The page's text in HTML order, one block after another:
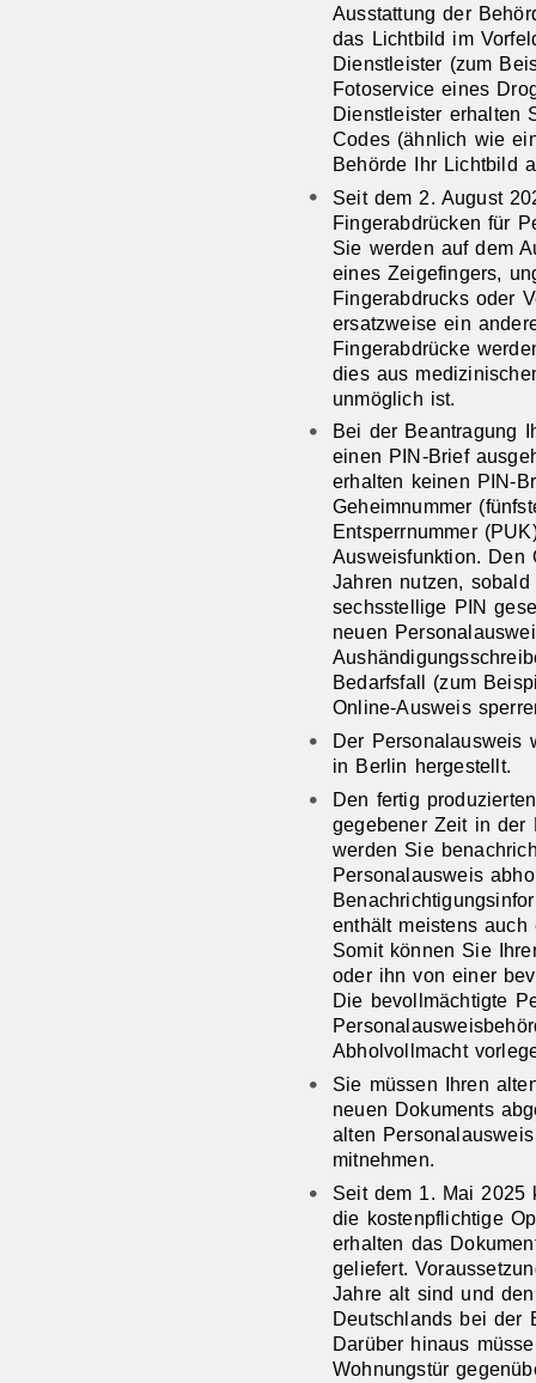
Ausstattung der
das Lichtbild im
Dienstleister (zum
Fotoservice eines
Dienstleister erhalten
Codes (ähnlich wie
Behörde Ihr Lichtbild
Seit dem 2. August
Fingerabdrücken für
Sie werden auf dem
eines Zeigefingers,
Fingerabdrucks oder
ersatzweise ein
Fingerabdrücke
dies aus
unmöglich ist.
Bei der Beantragung
einen PIN-Brief
erhalten keinen PIN-
Geheimnummer
Entsperrnummer
Ausweisfunktion. Den
Jahren nutzen,
sechsstellige PIN
neuen
Bedarfsfall (zum
Online-Ausweis
Der Personalausweis
in Berlin hergestellt.
Den fertig
gegebener Zeit in der
werden Sie
Personalausweis
enthält meistens auch
Somit können Sie
oder ihn von einer
Die bevollmächtigte
Abholvollmacht
Sie müssen Ihren
neuen Dokuments
alten
mitnehmen.
Seit dem 1. Mai 2025
die kostenpflichtige
erhalten das
geliefert.
Jahre alt sind und
Deutschlands bei der
Darüber hinaus
Wohnungstür